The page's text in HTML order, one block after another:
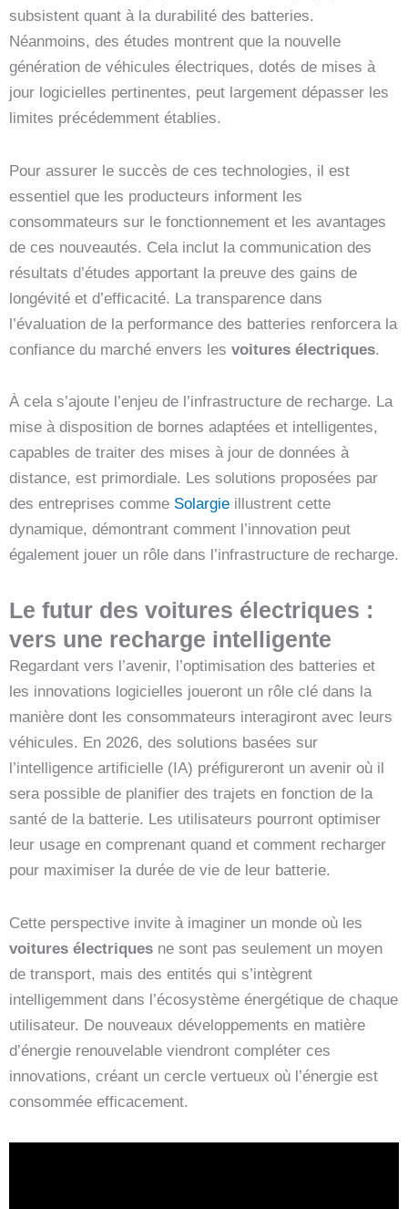
subsistent quant à la durabilité des batteries.
Néanmoins, des études montrent que la nouvelle
génération de véhicules électriques, dotés de mises à
jour logicielles pertinentes, peut largement dépasser les
limites précédemment établies.
Pour assurer le succès de ces technologies, il est
essentiel que les producteurs informent les
consommateurs sur le fonctionnement et les avantages
de ces nouveautés. Cela inclut la communication des
résultats d’études apportant la preuve des gains de
longévité et d’efficacité. La transparence dans
l’évaluation de la performance des batteries renforcera la
confiance du marché envers les voitures électriques.
À cela s’ajoute l’enjeu de l’infrastructure de recharge. La
mise à disposition de bornes adaptées et intelligentes,
capables de traiter des mises à jour de données à
distance, est primordiale. Les solutions proposées par
des entreprises comme Solargie illustrent cette
dynamique, démontrant comment l’innovation peut
également jouer un rôle dans l’infrastructure de recharge.
Le futur des voitures électriques :
vers une recharge intelligente
Regardant vers l’avenir, l’optimisation des batteries et
les innovations logicielles joueront un rôle clé dans la
manière dont les consommateurs interagiront avec leurs
véhicules. En 2026, des solutions basées sur
l’intelligence artificielle (IA) préfigureront un avenir où il
sera possible de planifier des trajets en fonction de la
santé de la batterie. Les utilisateurs pourront optimiser
leur usage en comprenant quand et comment recharger
pour maximiser la durée de vie de leur batterie.
Cette perspective invite à imaginer un monde où les
voitures électriques ne sont pas seulement un moyen
de transport, mais des entités qui s’intègrent
intelligemment dans l’écosystème énergétique de chaque
utilisateur. De nouveaux développements en matière
d’énergie renouvelable viendront compléter ces
innovations, créant un cercle vertueux où l’énergie est
consommée efficacement.